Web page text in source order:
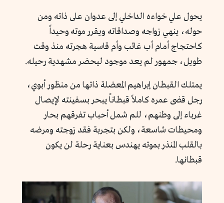
يحول علي خواءه الداخلي إلى عدوان على ذاته ومن
حوله، ينهي زواجه وصداقاته ويقرر موته وحيداً
كاحتجاج أمام أب غائب وأم قاسية هجرته منذ وقت
طويل، جمهور لم يعد موجود ليحضر مشهدية رحيله.
يمتلك القبطان إبراهيم المعضلة ذاتها من منظور أبوي،
رجل قضى عمره كاملاً قبطاناً يبحر بسفينته لإيصال
غرباء إلى وطنهم، للم شمل أحباب تفرقهم بحار
ومحيطات شاسعة، ولكن بتجربة فقد زوجته ومرضه
بالقلب المنذر بموته يهندس بعناية رحلة لن يكون
قبطانها.